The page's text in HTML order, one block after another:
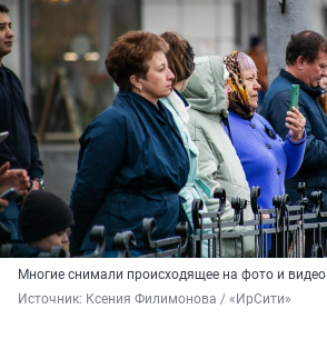
Многие снимали происходящее на фото и видео
Источник: Ксения Филимонова / «ИрСити»